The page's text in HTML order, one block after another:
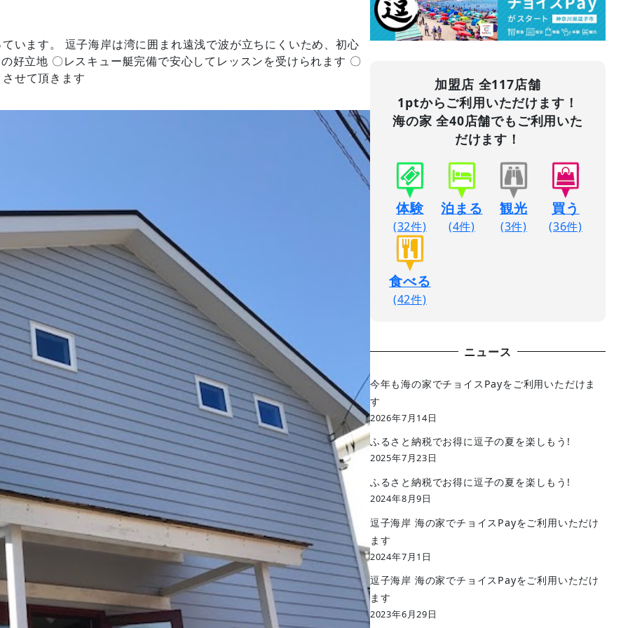
います。 逗子海岸は湾に囲まれ遠浅で波が立ちにくいため、初心
好立地 〇レスキュー艇完備で安心してレッスンを受けられます 〇
せて頂きます
加盟店 全117店舗
1ptからご利用いただけます！
海の家 全40店舗でもご利用いた
だけます！
体験
(32件)
泊まる
(4件)
観光
(3件)
買う
(36件)
食べる
(42件)
ニュース
今年も海の家でチョイスPayをご利用いただけま
す
2026年7月14日
ふるさと納税でお得に逗子の夏を楽しもう!
2025年7月23日
ふるさと納税でお得に逗子の夏を楽しもう!
2024年8月9日
逗子海岸 海の家でチョイスPayをご利用いただけ
ます
2024年7月1日
逗子海岸 海の家でチョイスPayをご利用いただけ
ます
2023年6月29日